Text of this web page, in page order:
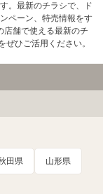
。最新のチラシで、ド
ペーン、特売情報をす
店舗で使える最新のチ
ひご活用ください。
田県 山形県